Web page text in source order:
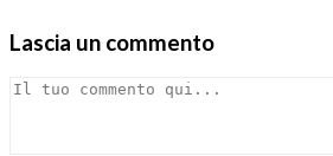
Lascia un commento
Comment